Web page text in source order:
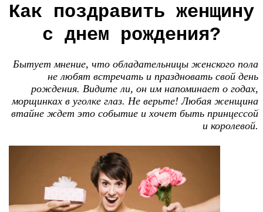
Как поздравить женщину
с днем рождения?
Бытует мнение, что обладательницы женского пола
не любят встречать и праздновать свой день
рождения. Видите ли, он им напоминает о годах,
морщинках в уголке глаз. Не верьте! Любая женщина
втайне ждет это событие и хочет быть принцессой
и королевой.